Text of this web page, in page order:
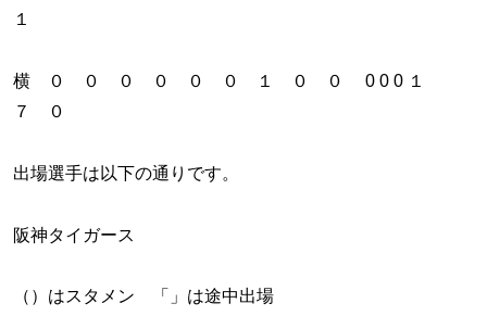
１
横 ０ ０ ０ ０ ０ ０ １ ０ ０ 0 0 0 １
７ ０
出場選手は以下の通りです。
阪神タイガース
（）はスタメン 「」は途中出場